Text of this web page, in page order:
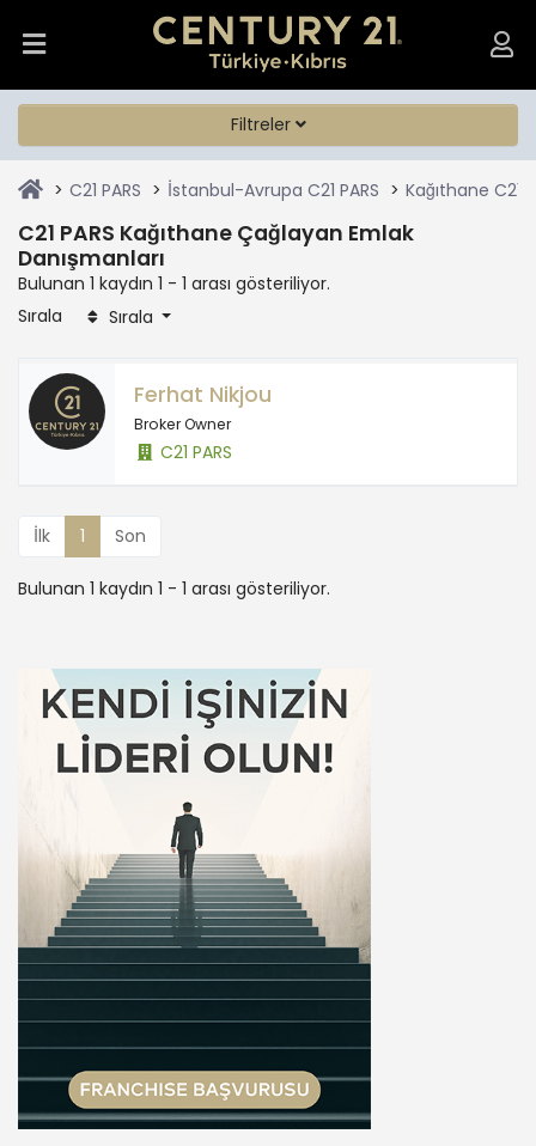
Filtreler
C21 PARS İstanbul-Avrupa C21 PARS Kağıthane C21
C21 PARS Kağıthane Çağlayan Emlak
Danışmanları
Bulunan 1 kaydın 1 - 1 arası gösteriliyor.
Sırala
Sırala
Ferhat Nikjou
Broker Owner
C21 PARS
İlk 1 Son
Bulunan 1 kaydın 1 - 1 arası gösteriliyor.